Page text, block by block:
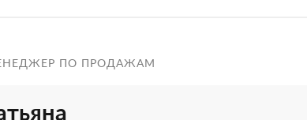
ПО ПРОДАЖАМ